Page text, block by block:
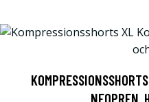
NEOPREN,